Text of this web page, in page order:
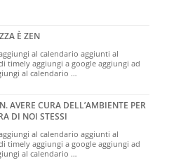
È ZEN
al calendario aggiunti al
timely aggiungi a google aggiungi ad
al calendario …
AVERE CURA DELL’AMBIENTE PER
DI NOI STESSI
al calendario aggiunti al
timely aggiungi a google aggiungi ad
al calendario …